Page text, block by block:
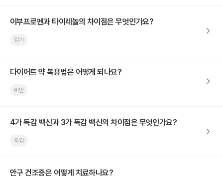
이부프로펜과 타이레놀의 차이점은 무엇인가요?
감기
다이어트 약 복용법은 어떻게 되나요?
비만
4가 독감 백신과 3가 독감 백신의 차이점은 무엇인가요?
독감
안구 건조증은 어떻게 치료하나요?